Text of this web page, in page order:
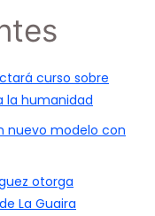
curso sobre
la humanidad
nuevo modelo con
otorga
La Guaira